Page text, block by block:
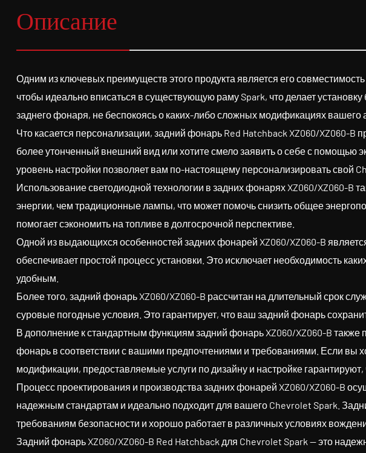
Описание
Одним из ключевых преимуществ этого продукта является его
чтобы идеально вписаться в существующую раму Spark, что делает
заднего фонаря, не беспокоясь о каких-либо сложных модификациях вашего
Что касается персонализации, задний фонарь Red Hatchback XZ060/XZ060-
более утонченный внешний вид или хотите смело заявить о себе с помощью
уровень настройки позволяет вам по-настоящему персонализировать свой
Использование светодиодной технологии в задних фонарях XZ060/XZ060-
энергии, чем традиционные лампы, что может помочь снизить общее
помогает сэкономить на топливе в долгосрочной перспективе.
Одной из выдающихся особенностей задних фонарей XZ060/XZ060-B
обеспечивает простой процесс установки. Это исключает необходимость
удобным.
Более того, задний фонарь XZ060/XZ060-B рассчитан на длительный срок
суровые погодные условия. Это гарантирует, что ваш задний фонарь
В дополнение к стандартным функциям задний фонарь XZ060/XZ060-B также
фонарь в соответствии с вашими предпочтениями и требованиями. Если вы
модификации, предоставляемые услуги по дизайну и настройке
Процесс проектирования и производства задних фонарей XZ060/XZ060-B
надежным стандартам и идеально подходит для вашего Chevrolet Spark.
требованиям безопасности и хорошо работает в различных условиях
Задний фонарь XZ060/XZ060-B Red Hatchback для Chevrolet Spark — это